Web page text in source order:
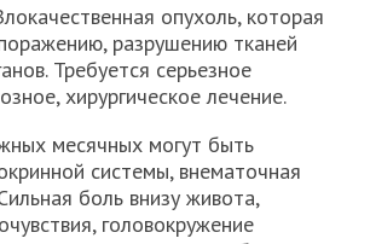
опухоль, которая
разрушению тканей
Требуется серьезное
хирургическое лечение.
месячных могут быть
системы, внематочная
боль внизу живота,
головокружение